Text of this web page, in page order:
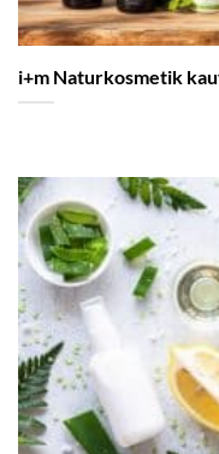
i+m Naturkosmetik